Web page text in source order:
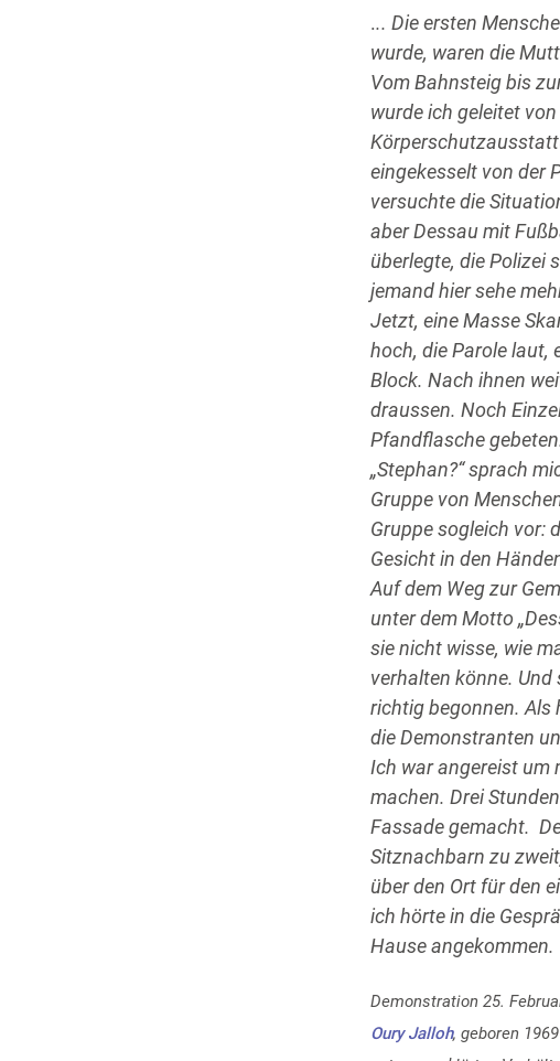
... Die ersten
wurde, waren die
Vom Bahnsteig bis
wurde ich geleitet
eingekesselt von der
versuchte die
aber Dessau mit
überlegte, die Polizei
jemand hier sehe
Jetzt, eine Masse
hoch, die Parole laut,
Block. Nach ihnen
draussen. Noch
Pfandflasche
„Stephan?“ sprach
Gruppe von
Gruppe sogleich vor:
Gesicht in den
Auf dem Weg zur
unter dem Motto
sie nicht wisse, wie
verhalten könne.
richtig begonnen. Als
die Demonstranten
Ich war angereist um
machen. Drei
Fassade gemacht.
Sitznachbarn zu
über den Ort für den
ich hörte in die
Hause angekommen.
Demonstration 25.
Oury Jalloh, geboren